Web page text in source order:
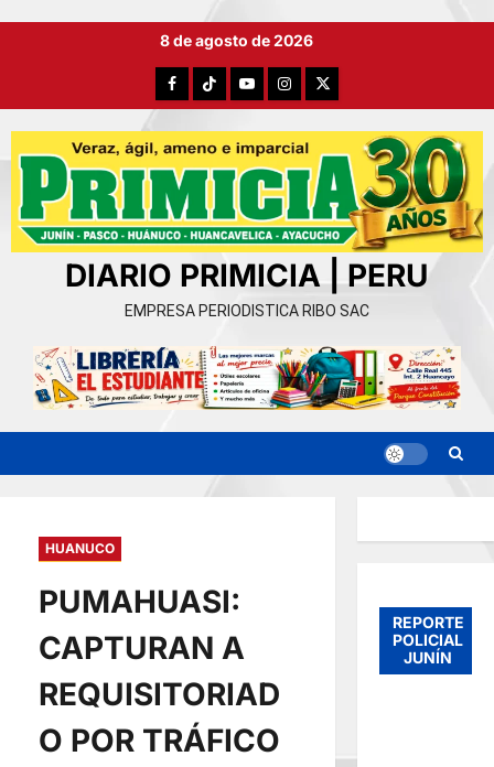
8 de agosto de 2026
FacebookTikTokYouTubeInstagram
X
DIARIO PRIMICIA | PERU
EMPRESA PERIODISTICA RIBO SAC
HUANUCO
PUMAHUASI:
CAPTURAN A
REQUISITORIAD
O POR TRÁFICO
REPORTE
POLICIAL
JUNÍN